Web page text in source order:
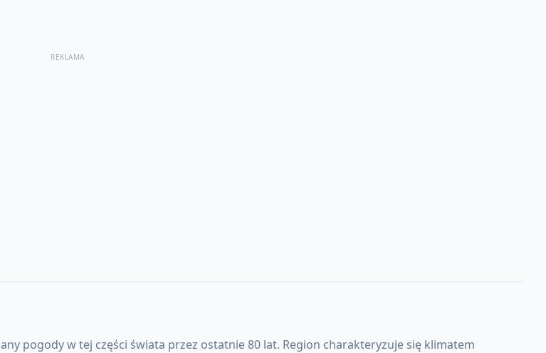
REKLAMA
pogody w tej części świata przez ostatnie 80 lat. Region charakteryzuje się klimatem